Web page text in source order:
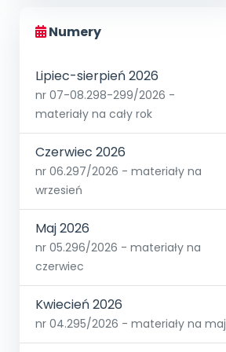
Numery
Lipiec-sierpień 2026
nr 07-08.298-299/2026 -
materiały na cały rok
Czerwiec 2026
nr 06.297/2026 - materiały na
wrzesień
Maj 2026
nr 05.296/2026 - materiały na
czerwiec
Kwiecień 2026
nr 04.295/2026 - materiały na maj